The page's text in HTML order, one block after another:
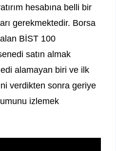
hesabına belli bir
gerekmektedir. Borsa
BİST 100
satın almak
alamayan biri ve ilk
verdikten sonra geriye
izlemek